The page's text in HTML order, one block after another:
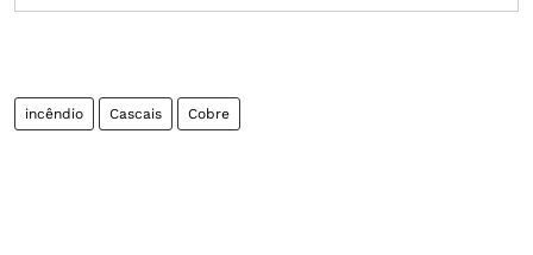
incêndio Cascais Cobre